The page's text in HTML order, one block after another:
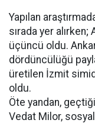
Yapılan
sırada yer
üçüncü oldu.
dördüncülüğü
üretilen İzmit
oldu.
Öte yandan,
Vedat Milor, sosyal